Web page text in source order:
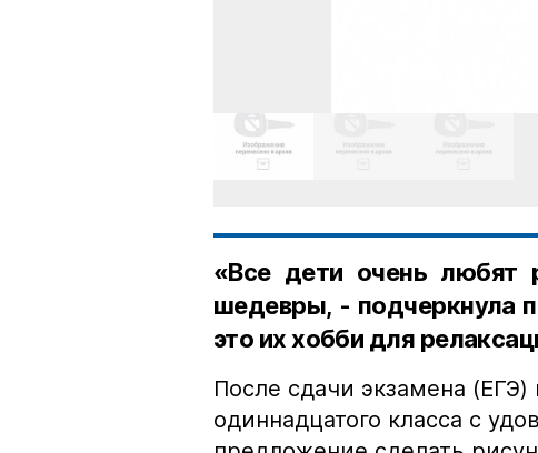
«Все дети очень любят
шедевры, - подчеркнула
это их хобби для
После сдачи экзамена
одиннадцатого класса с